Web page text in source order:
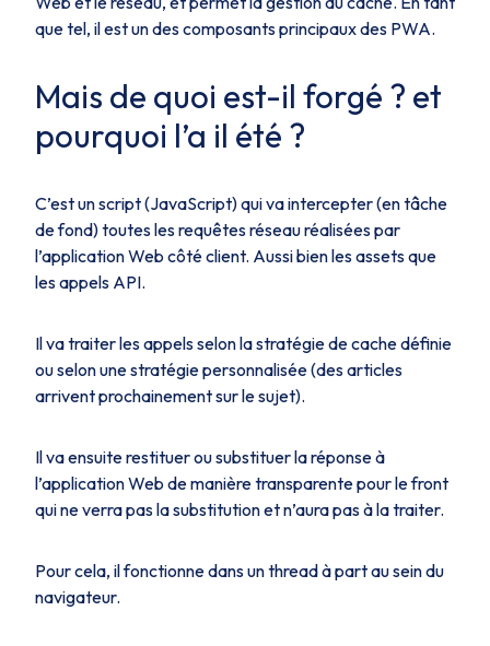
que tel, il est un des composants principaux des PWA.
Mais de quoi est-il forgé ? et
pourquoi l’a il été ?
C’est un script (JavaScript) qui va intercepter (en tâche
de fond) toutes les requêtes réseau réalisées par
l’application Web côté client. Aussi bien les assets que
les appels API.
Il va traiter les appels selon la stratégie de cache définie
ou selon une stratégie personnalisée (des articles
arrivent prochainement sur le sujet).
Il va ensuite restituer ou substituer la réponse à
l’application Web de manière transparente pour le front
qui ne verra pas la substitution et n’aura pas à la traiter.
Pour cela, il fonctionne dans un thread à part au sein du
navigateur.